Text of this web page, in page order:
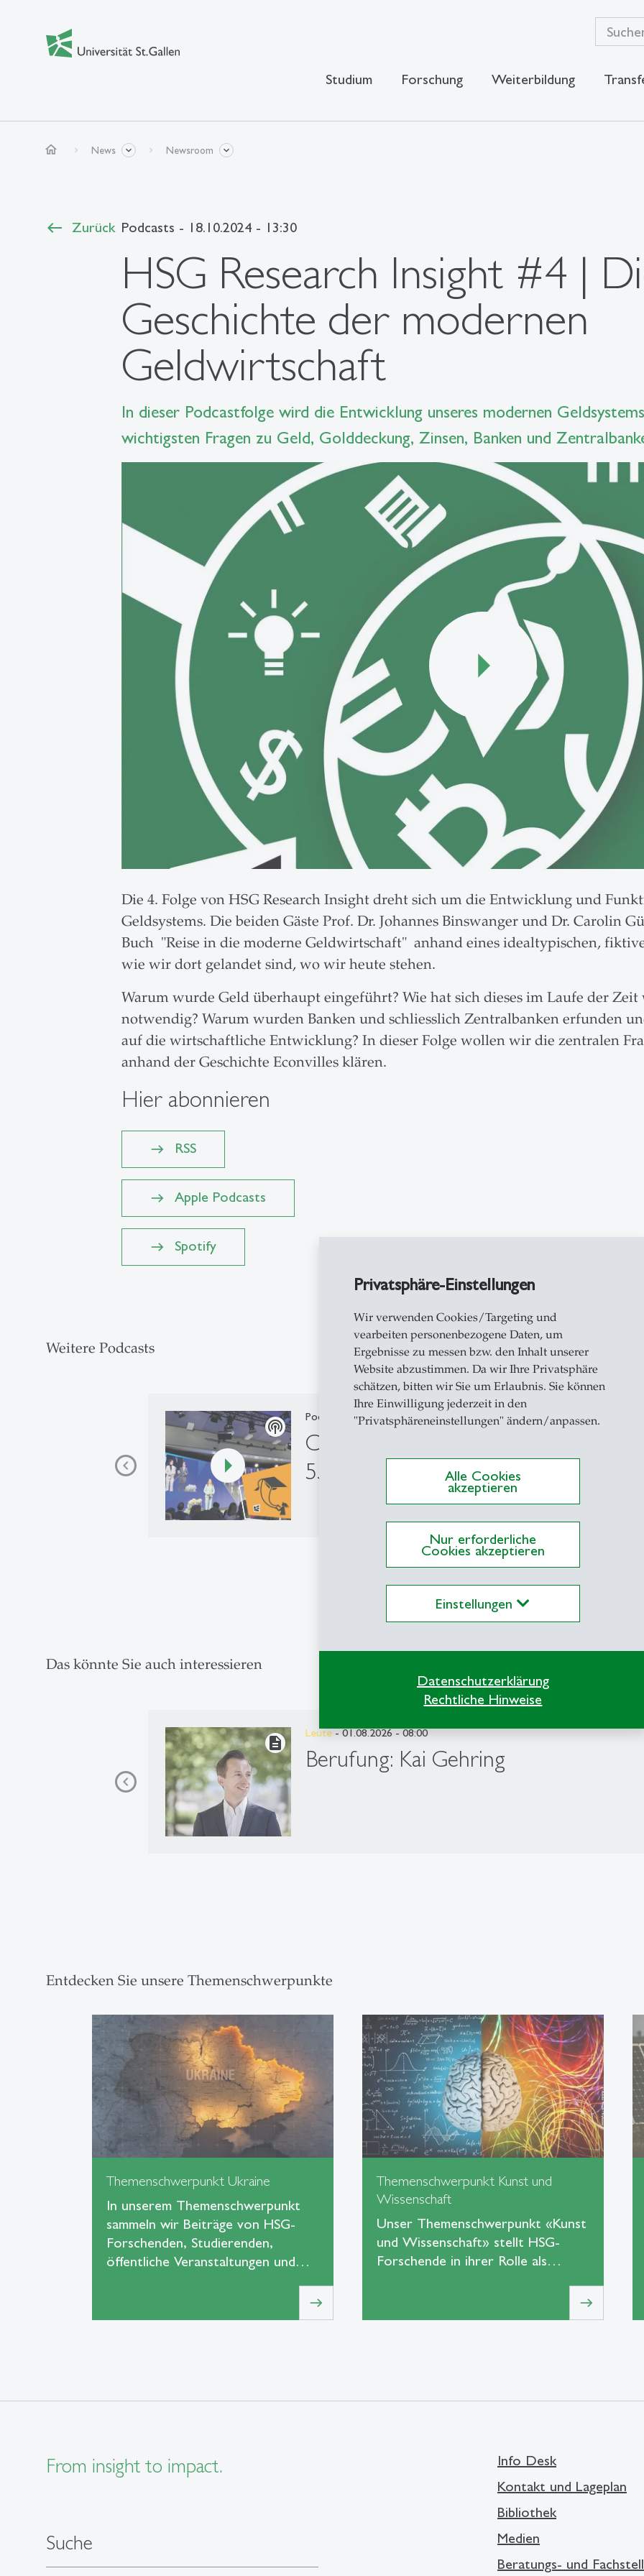
Privatsphäre-Einstellungen
Wir verwenden Cookies/Targeting und
vearbeiten personenbezogene Daten, um
Ergebnisse zu messen bzw. den Inhalt unserer
Website abzustimmen. Da wir Ihre Privatsphäre
schätzen, bitten wir Sie um Erlaubnis. Sie können
Ihre Einwilligung jederzeit in den
"Privatsphäreneinstellungen" ändern/anpassen.
Alle Cookies
akzeptieren
Nur erforderliche
Cookies akzeptieren
Einstellungen
Datenschutzerklärung
Rechtliche Hinweise
Studium Forschung Weiterbildung
home News Newsroom
Zurück Podcasts - 18.10.2024 - 13:30
HSG Research Insight #4 |
Geschichte der modernen
Geldwirtschaft
In dieser Podcastfolge wird die Entwicklung unseres modernen
wichtigsten Fragen zu Geld, Golddeckung, Zinsen, Banken und
Die 4. Folge von HSG Research Insight dreht sich um die Entwicklung und
Geldsystems. Die beiden Gäste Prof. Dr. Johannes Binswanger und Dr. Carolin
Buch "Reise in die moderne Geldwirtschaft" anhand eines idealtypischen,
wie wir dort gelandet sind, wo wir heute stehen.
Warum wurde Geld überhaupt eingeführt? Wie hat sich dieses im Laufe der
notwendig? Warum wurden Banken und schliesslich Zentralbanken erfunden
auf die wirtschaftliche Entwicklung? In dieser Folge wollen wir die zentralen
anhand der Geschichte Econvilles klären.
Hier abonnieren
RSS
Apple Podcasts
Spotify
Weitere Podcasts
podcasts
Podcasts - 10.05.2026 - 08:00
Campus Conversation #97: Live vom
55. St.Gallen Symposium
Das könnte Sie auch interessieren
description
Leute- 01.08.2026 - 08:00
Berufung: Kai Gehring
Entdecken Sie unsere Themenschwerpunkte
Themenschwerpunkt Ukraine
In unserem Themenschwerpunkt
sammeln wir Beiträge von HSG-
Forschenden, Studierenden,
öffentliche Veranstaltungen und…
east
Themenschwerpunkt Kunst und
Wissenschaft
Unser Themenschwerpunkt «Kunst
und Wissenschaft» stellt HSG-
Forschende in ihrer Rolle als…
east
From insight to impact.
Suche
Info Desk
Kontakt und Lageplan
Bibliothek
Medien
Beratungs- und